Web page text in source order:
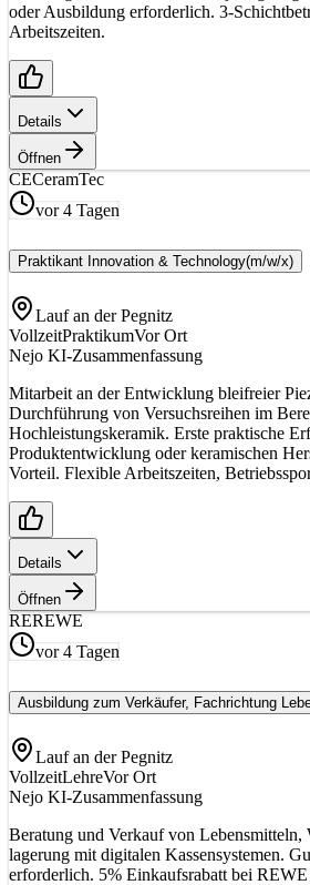
oder Ausbildung erforderlich. 3-
Arbeitszeiten.
Details
Öffnen
CECeramTec
vor 4 Tagen
Praktikant Innovation & Technology(m/w/x)
Lauf an der Pegnitz
VollzeitPraktikumVor Ort
Nejo KI-Zusammenfassung
Mitarbeit an der Entwicklung bleifreier
Durchführung von Versuchsreihen im
Hochleistungskeramik. Erste praktische
Produktentwicklung oder keramischen
Vorteil. Flexible Arbeitszeiten,
Details
Öffnen
REREWE
vor 4 Tagen
Ausbildung zum Verkäufer, Fachrichtung
Lauf an der Pegnitz
VollzeitLehreVor Ort
Nejo KI-Zusammenfassung
Beratung und Verkauf von Lebensmitteln,
lagerung mit digitalen Kassensystemen.
erforderlich. 5% Einkaufsrabatt bei